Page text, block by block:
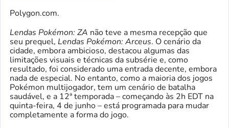
Polygon.com.
Lendas Pokémon: ZA não teve a mesma recepção que
seu prequel, Lendas Pokémon: Arceus. O cenário da
cidade, embora ambicioso, destacou algumas das
limitações visuais e técnicas da subsérie e, como
resultado, foi considerado uma entrada decente, embora
nada de especial. No entanto, como a maioria dos jogos
Pokémon multijogador, tem um cenário de batalha
saudável, e a 12ª temporada – começando às 2h EDT na
quinta-feira, 4 de junho – está programada para mudar
completamente a forma do jogo.